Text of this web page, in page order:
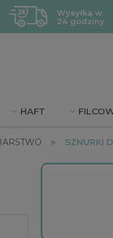
Wysyłka w
24 godziny
HAFT
PROMOCJE
» SZNURKI